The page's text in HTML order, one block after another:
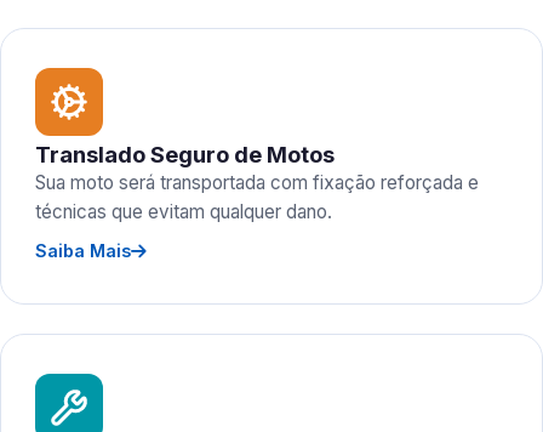
Translado Seguro de Motos
Sua moto será transportada com fixação reforçada e
técnicas que evitam qualquer dano.
Saiba Mais